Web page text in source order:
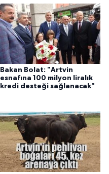
Bakan Bolat: "Artvin
esnafına 100 milyon liralık
kredi desteği sağlanacak"